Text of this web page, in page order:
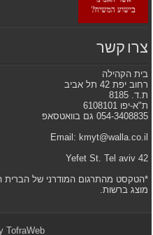
צרו קשר
בית הקהילה
רחוב יפת 42 תל אביב
ת.ד. 8185
ת"א-יפו 6108101
054-3408835 גם בוואטסאפ
Email: kmyt@walla.co.il
42 Yefet St. Tel aviv
*הטקסט מהתרגום המודרני של הברית
מוצג ברשות.
TofraWeb